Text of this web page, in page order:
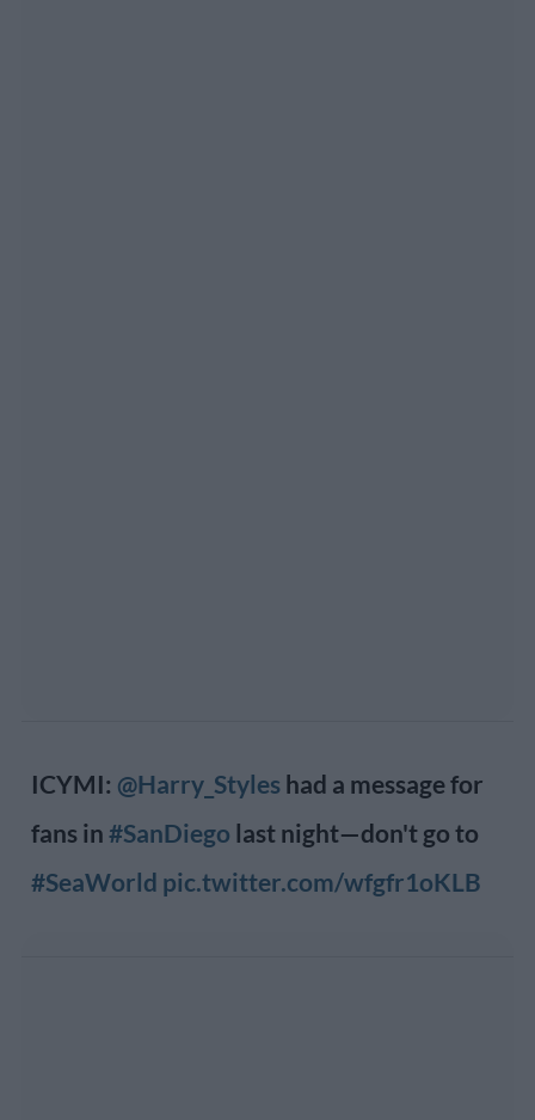
ICYMI: @Harry_Styles had a message for
fans in #SanDiego last night—don't go to
#SeaWorld pic.twitter.com/wfgfr1oKLB